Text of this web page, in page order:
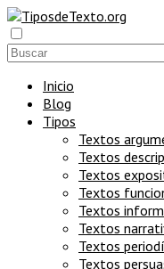
Inicio
Blog
Tipos
Textos
Textos
Textos
Textos
Textos
Textos
Textos
Textos